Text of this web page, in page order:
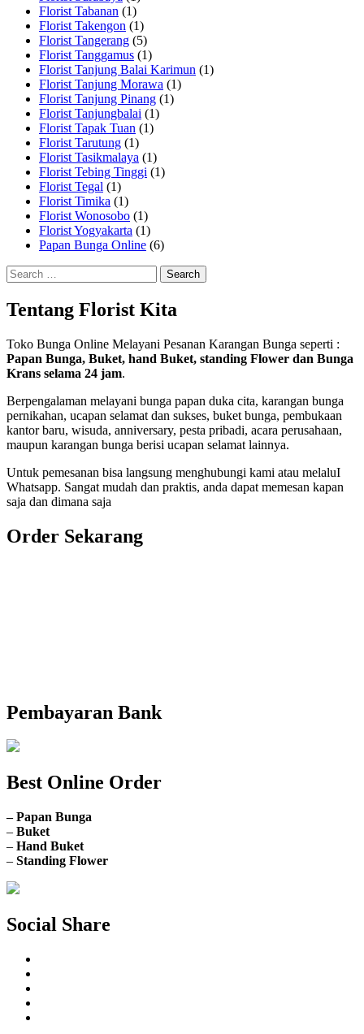
Florist Tabanan (1)
Florist Takengon (1)
Florist Tangerang (5)
Florist Tanggamus (1)
Florist Tanjung Balai Karimun (1)
Florist Tanjung Morawa (1)
Florist Tanjung Pinang (1)
Florist Tanjungbalai (1)
Florist Tapak Tuan (1)
Florist Tarutung (1)
Florist Tasikmalaya (1)
Florist Tebing Tinggi (1)
Florist Tegal (1)
Florist Timika (1)
Florist Wonosobo (1)
Florist Yogyakarta (1)
Papan Bunga Online (6)
Search
for:
Tentang Florist Kita
Toko Bunga Online Melayani Pesanan Karangan Bunga seperti :
Papan Bunga, Buket, hand Buket, standing Flower dan Bunga
Krans selama 24 jam.
Berpengalaman melayani bunga papan duka cita, karangan bunga
pernikahan, ucapan selamat dan sukses, buket bunga, pembukaan
kantor baru, wisuda, anniversary, pesta pribadi, acara perusahaan,
maupun karangan bunga berisi ucapan selamat lainnya.
Untuk pemesanan bisa langsung menghubungi kami atau melaluI
Whatsapp. Sangat mudah dan praktis, anda dapat memesan kapan
saja dan dimana saja
Order Sekarang
Pembayaran Bank
Best Online Order
– Papan Bunga
– Buket
– Hand Buket
– Standing Flower
Social Share